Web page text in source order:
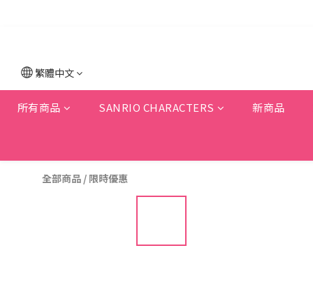
繁體中文
所有商品 SANRIO CHARACTERS 新商品
全部商品 / 限時優惠